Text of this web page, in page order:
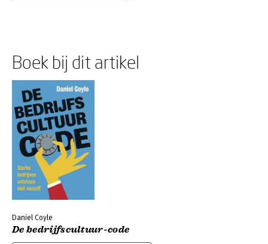
Boek bij dit artikel
Daniel Coyle
De bedrijfscultuur-code